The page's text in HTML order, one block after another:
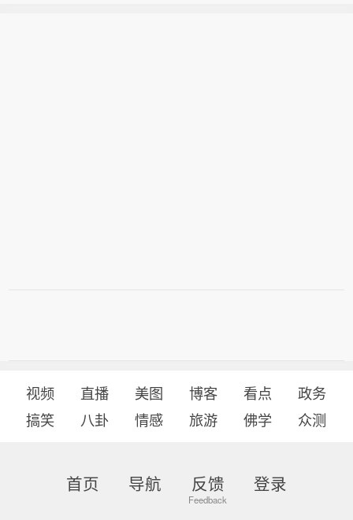
视频 直播 美图 博客 看点
政务
搞笑
八卦 情感 旅游 佛学 众测
首页 导航 反馈 登录